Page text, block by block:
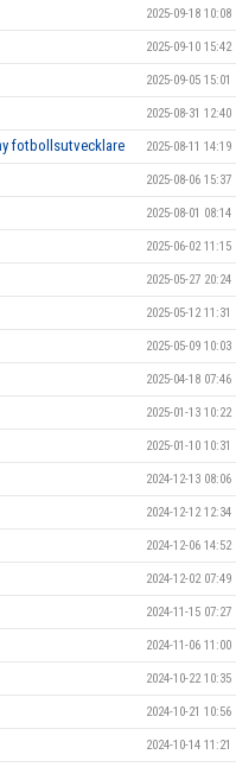
2025-09-18 10:08
2025-09-10 15:42
2025-09-05 15:01
2025-08-31 12:40
fotbollsutvecklare 2025-08-11 14:19
2025-08-06 15:37
2025-08-01 08:14
2025-06-02 11:15
2025-05-27 20:24
2025-05-12 11:31
2025-05-09 10:03
2025-04-18 07:46
2025-01-13 10:22
2025-01-10 10:31
2024-12-13 08:06
2024-12-12 12:34
2024-12-06 14:52
2024-12-02 07:49
2024-11-15 07:27
2024-11-06 11:00
2024-10-22 10:35
2024-10-21 10:56
2024-10-14 11:21